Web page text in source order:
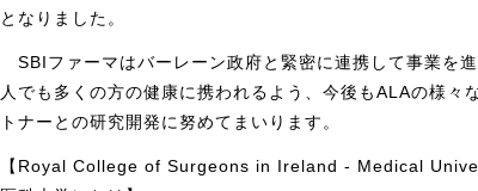
となりました。
SBIファーマはバーレーン政府と緊密に連携して事業を
人でも多くの方の健康に携われるよう、今後もALAの様々
トナーとの研究開発に努めてまいります。
【Royal College of Surgeons in Ireland - Medical